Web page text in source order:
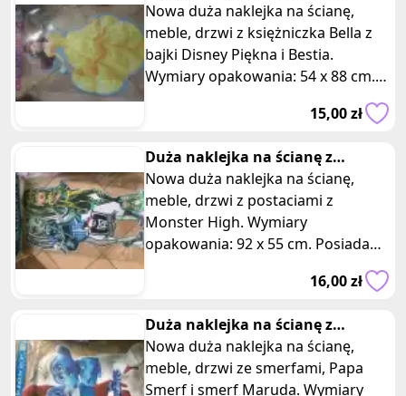
księżniczka Piękna i Bestia
Nowa duża naklejka na ścianę,
meble, drzwi z księżniczka Bella z
bajki Disney Piękna i Bestia.
Wymiary opakowania: 54 x 88 cm.
Posiadam 3 takie same sztuki, ofe
15,00 zł
Duża naklejka na ścianę z
dwiema postaciami z monster
high
Nowa duża naklejka na ścianę,
meble, drzwi z postaciami z
Monster High. Wymiary
opakowania: 92 x 55 cm. Posiadam
16,00 zł
Duża naklejka na ścianę z
smerfami papa smerf, smerf
maruda
Nowa duża naklejka na ścianę,
meble, drzwi ze smerfami, Papa
Smerf i smerf Maruda. Wymiary